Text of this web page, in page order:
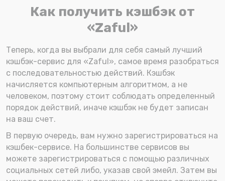
Как получить кэшбэк от
«Zaful»
Теперь, когда вы выбрали для себя самый лучший
кэшбэк-сервис для «Zaful», самое время разобраться
с последовательностью действий. Кэшбэк
начисляется компьютерным алгоритмом, а не
человеком, поэтому стоит соблюдать определенный
порядок действий, иначе кэшбэк не будет записан
на ваш счет.
В первую очередь, вам нужно зарегистрироваться на
кэшбек-сервисе. На большинстве сервисов вы
можете зарегистрироваться с помощью различных
социальных сетей либо, указав свой эмейл. Затем вы